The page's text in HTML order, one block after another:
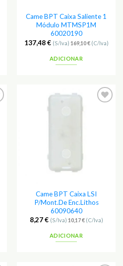
Came BPT Caixa Saliente 1
Módulo MTMSP1M
60020190
137,48€ (S/Iva) 169,10€(C/Iva)
ADICIONAR
Came BPT Caixa LSI
P/Mont.De Enc.Lithos
60090640
8,27€ (S/Iva) 10,17€(C/Iva)
ADICIONAR